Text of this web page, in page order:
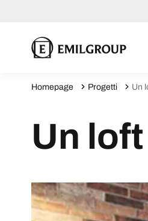
Homepage Progetti Un
Un